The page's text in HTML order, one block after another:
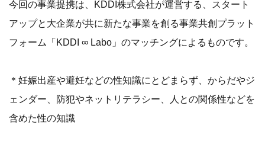
今回の事業提携は、KDDI株式会社が運営する、スタート
アップと大企業が共に新たな事業を創る事業共創プラット
フォーム「KDDI ∞ Labo」のマッチングによるものです。
＊妊娠出産や避妊などの性知識にとどまらず、からだやジ
ェンダー、防犯やネットリテラシー、人との関係性などを
含めた性の知識